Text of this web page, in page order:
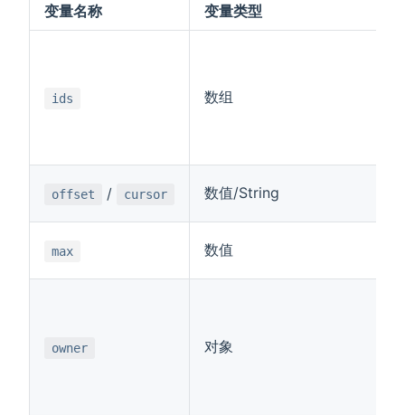
变量名称 变量类型
ids 数组
offset / cursor 数值/String
max 数值
owner 对象